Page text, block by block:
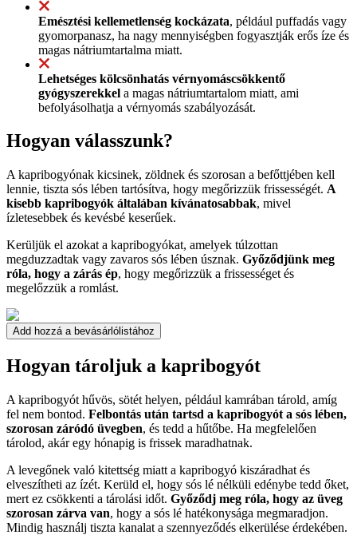
Emésztési kellemetlenség kockázata, például puffadás vagy
gyomorpanasz, ha nagy mennyiségben fogyasztják erős íze és
magas nátriumtartalma miatt.
Lehetséges kölcsönhatás vérnyomáscsökkentő
gyógyszerekkel a magas nátriumtartalom miatt, ami
befolyásolhatja a vérnyomás szabályozását.
Hogyan válasszunk?
A kapribogyónak kicsinek, zöldnek és szorosan a befőttjében kell
lennie, tiszta sós lében tartósítva, hogy megőrizzük frissességét. A
kisebb kapribogyók általában kívánatosabbak, mivel
ízletesebbek és kevésbé keserűek.
Kerüljük el azokat a kapribogyókat, amelyek túlzottan
megduzzadtak vagy zavaros sós lében úsznak. Győződjünk meg
róla, hogy a zárás ép, hogy megőrizzük a frissességet és
megelőzzük a romlást.
Add hozzá a bevásárlólistához
Hogyan tároljuk a kapribogyót
A kapribogyót hűvös, sötét helyen, például kamrában tárold, amíg
fel nem bontod. Felbontás után tartsd a kapribogyót a sós lében,
szorosan záródó üvegben, és tedd a hűtőbe. Ha megfelelően
tárolod, akár egy hónapig is frissek maradhatnak.
A levegőnek való kitettség miatt a kapribogyó kiszáradhat és
elveszítheti az ízét. Kerüld el, hogy sós lé nélküli edénybe tedd őket,
mert ez csökkenti a tárolási időt. Győződj meg róla, hogy az üveg
szorosan zárva van, hogy a sós lé hatékonysága megmaradjon.
Mindig használj tiszta kanalat a szennyeződés elkerülése érdekében.